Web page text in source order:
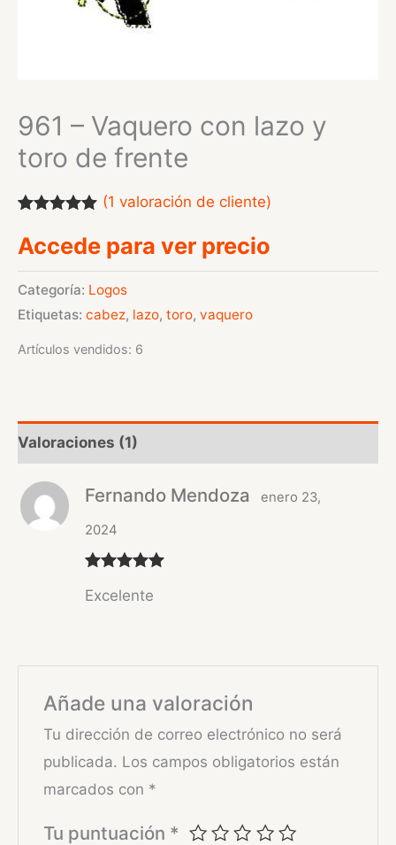
961 – Vaquero con lazo y
toro de frente
con5.00 de
5 en base a
valoración
de un cliente
(1 valoración de cliente)
Accede para ver precio
Categoría: Logos
Etiquetas: cabez, lazo, toro, vaquero
Artículos vendidos: 6
Valoraciones (1)
con5 de 5
Fernando Mendoza enero 23,
2024
Excelente
Añade una valoración
Tu dirección de correo electrónico no será
publicada. Los campos obligatorios están
marcados con *
Tu puntuación *